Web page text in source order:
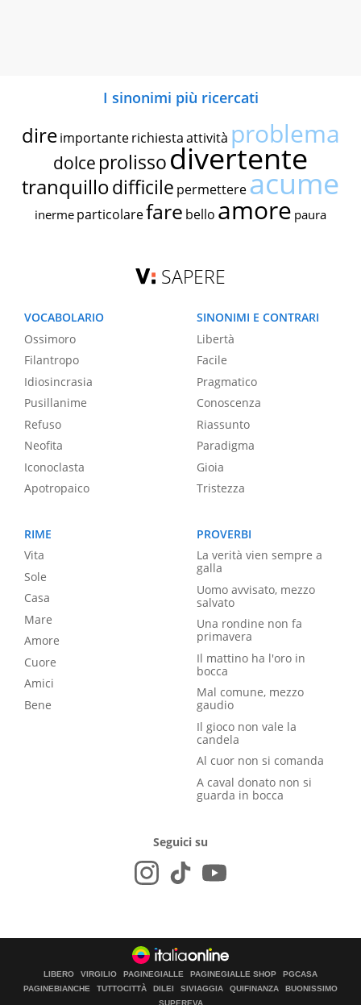
I sinonimi più ricercati
dire importante richiestaattività problema
dolce prolissodivertente
tranquillodifficile permettereacume
inerme particolarefare bello amore paura
SAPERE
VOCABOLARIO
Ossimoro
Filantropo
Idiosincrasia
Pusillanime
Refuso
Neofita
Iconoclasta
Apotropaico
SINONIMI E CONTRARI
Libertà
Facile
Pragmatico
Conoscenza
Riassunto
Paradigma
Gioia
Tristezza
RIME
Vita
Sole
Casa
Mare
Amore
Cuore
Amici
Bene
PROVERBI
La verità vien sempre a
galla
Uomo avvisato, mezzo
salvato
Una rondine non fa
primavera
Il mattino ha l'oro in
bocca
Mal comune, mezzo
gaudio
Il gioco non vale la
candela
Al cuor non si comanda
A caval donato non si
guarda in bocca
Seguici su
LIBERO VIRGILIO PAGINEGIALLE PAGINEGIALLE SHOP
PGCASA
PAGINEBIANCHE
TUTTOCITTÀ DILEI SIVIAGGIA QUIFINANZA
BUONISSIMO